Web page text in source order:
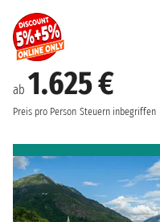
ab 1.625 €
Preis pro Person Steuern inbegriffen